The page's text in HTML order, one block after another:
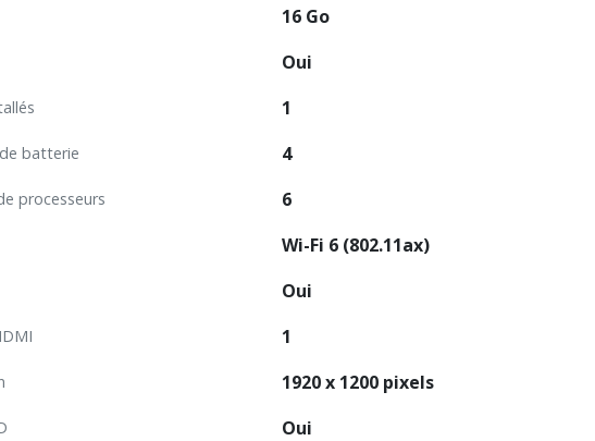
16 Go
Oui
1
batterie 4
processeurs 6
Wi-Fi 6 (802.11ax)
Oui
1
1920 x 1200 pixels
Oui